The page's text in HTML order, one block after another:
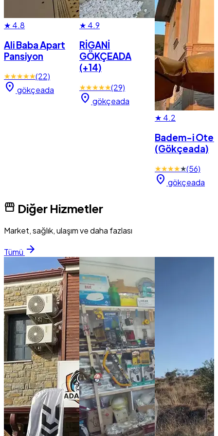
★ 4.8
Ali Baba Apart
Pansiyon
★★★★★(22)
location_on gökçeada
★ 4.9
RİGANİ
GÖKÇEADA
(+14)
★★★★★(29)
location_on gökçeada
★ 4.2
Badem-i Otel
(Gökçeada)
★★★★★(56)
location_on gökçeada
storefront Diğer Hizmetler
Market, sağlık, ulaşım ve daha fazlası
Tümü arrow_forward